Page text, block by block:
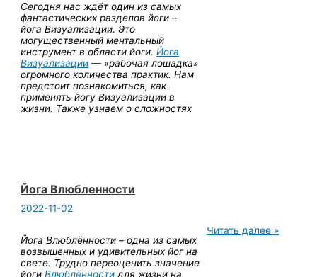
Сегодня нас ждёт один из самых
фантастических разделов йоги –
йога Визуализации. Это
могущественный ментальный
инструмент в области йоги.Йога
Визуализации — «рабочая лошадка»
огромного количества практик. Нам
предстоит познакомиться, как
применять йогу Визуализации в
жизни. Также узнаем о сложностях
Йога Влюбленности
2022-11-02
Йога Влюблённости – одна из самых
возвышенных и удивительных йог на
свете. Трудно переоценить значение
йогиВлюблённости для жизни на
Йога
Читать далее »